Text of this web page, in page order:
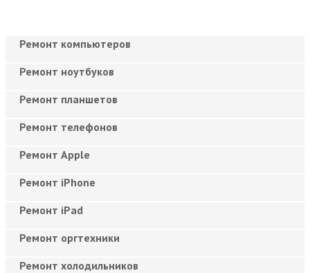
Ремонт компьютеров
Ремонт ноутбуков
Ремонт планшетов
Ремонт телефонов
Ремонт Apple
Ремонт iPhone
Ремонт iPad
Ремонт оргтехники
Ремонт холодильников